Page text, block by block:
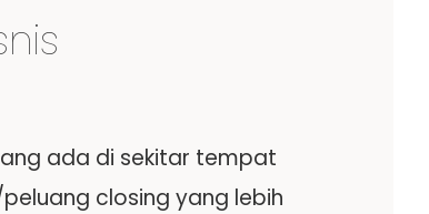
ada di sekitar tempat
closing yang lebih